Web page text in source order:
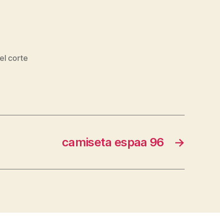
corte
→
camiseta espaa 96